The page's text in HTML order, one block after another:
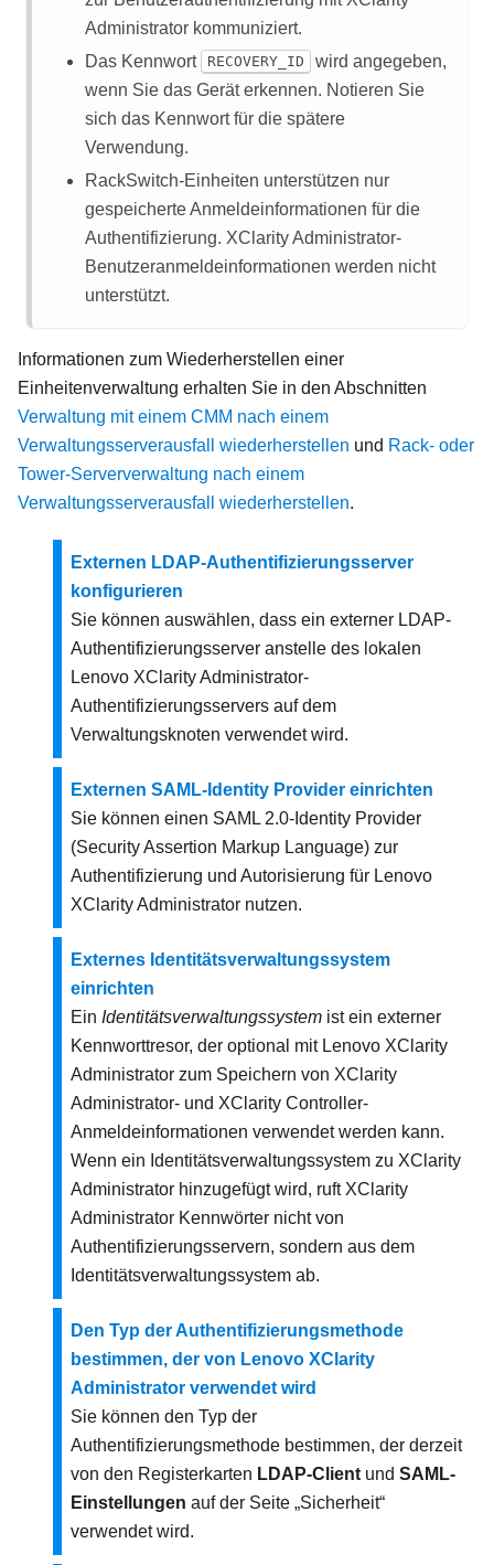
Administrator kommuniziert.
Das Kennwort
RECOVERY_ID
wird angegeben,
wenn Sie das Gerät erkennen. Notieren Sie
sich das Kennwort für die spätere
Verwendung.
RackSwitch-Einheiten unterstützen nur
gespeicherte Anmeldeinformationen für die
Authentifizierung. XClarity Administrator-
Benutzeranmeldeinformationen werden nicht
unterstützt.
Informationen zum Wiederherstellen einer
Einheitenverwaltung erhalten Sie in den Abschnitten
Verwaltung mit einem CMM nach einem
Verwaltungsserverausfall wiederherstellen und Rack- oder
Tower-Serververwaltung nach einem
Verwaltungsserverausfall wiederherstellen.
Externen LDAP-Authentifizierungsserver
konfigurieren
Sie können auswählen, dass ein externer LDAP-
Authentifizierungsserver anstelle des lokalen
Lenovo XClarity Administrator-
Authentifizierungsservers auf dem
Verwaltungsknoten verwendet wird.
Externen SAML-Identity Provider einrichten
Sie können einen SAML 2.0- Identity Provider
(Security Assertion Markup Language) zur
Authentifizierung und Autorisierung für Lenovo
XClarity Administrator nutzen.
Externes Identitätsverwaltungssystem
einrichten
Ein Identitätsverwaltungssystem ist ein externer
Kennworttresor, der optional mit Lenovo XClarity
Administrator zum Speichern von XClarity
Administrator‑ und XClarity Controller-
Anmeldeinformationen verwendet werden kann.
Wenn ein Identitätsverwaltungssystem zu XClarity
Administrator hinzugefügt wird, ruft XClarity
Administrator Kennwörter nicht von
Authentifizierungsservern, sondern aus dem
Identitätsverwaltungssystem ab.
Den Typ der Authentifizierungsmethode
bestimmen, der von Lenovo XClarity
Administrator verwendet wird
Sie können den Typ der
Authentifizierungsmethode bestimmen, der derzeit
von den Registerkarten LDAP-Client und SAML-
Einstellungen auf der Seite „Sicherheit“
verwendet wird.